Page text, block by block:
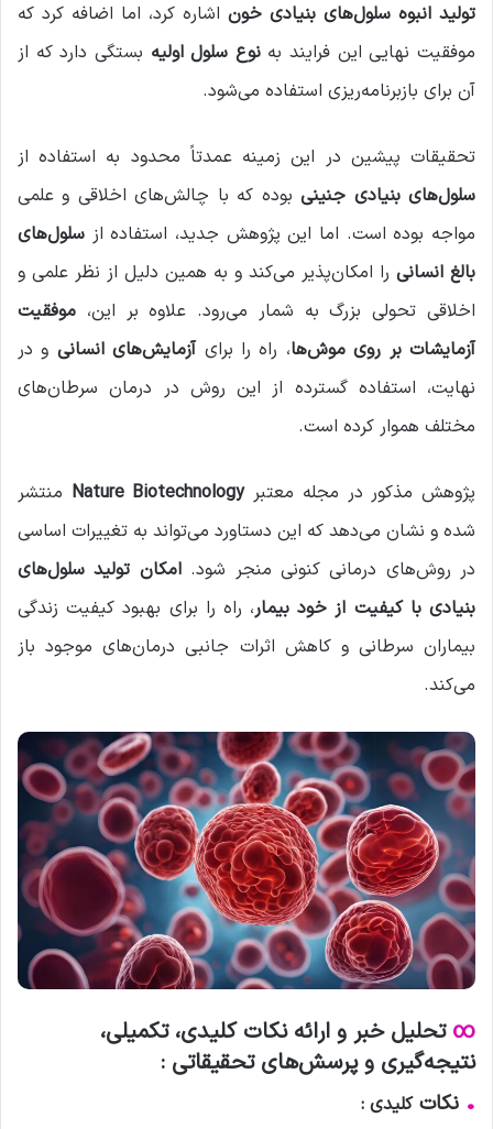
تولید انبوه سلول‌های بنیادی خون اشاره کرد، اما اضافه کرد که
موفقیت نهایی این فرایند بهنوع سلول اولیه بستگی دارد که از
آن برای بازبرنامه‌ریزی استفاده می‌شود.
تحقیقات پیشین در این زمینه عمدتاً محدود به استفاده از
سلول‌های بنیادی جنینیبوده که با چالش‌های اخلاقی و علمی
مواجه بوده است. اما این پژوهش جدید، استفاده از سلول‌های
بالغ انسانی را امکان‌پذیر می‌کند و به همین دلیل از نظر علمی و
اخلاقی تحولی بزرگ به شمار می‌رود. علاوه بر این، موفقیت
آزمایشات بر روی موش‌ها، راه را برایآزمایش‌های انسانی و در
نهایت، استفاده گسترده از این روش در درمان سرطان‌های
مختلف هموار کرده است.
پژوهش مذکور در مجله معتبرNature Biotechnology منتشر
شده و نشان می‌دهد که این دستاورد می‌تواند به تغییرات اساسی
در روش‌های درمانی کنونی منجر شود.امکان تولید سلول‌های
بنیادی با کیفیت از خود بیمار، راه را برای بهبود کیفیت زندگی
بیماران سرطانی و کاهش اثرات جانبی درمان‌های موجود باز
می‌کند.
∞ تحلیل خبر و ارائه نکات کلیدی، تکمیلی،
نتیجه‌گیری و پرسش‌های تحقیقاتی :
• نکاتکلیدی :